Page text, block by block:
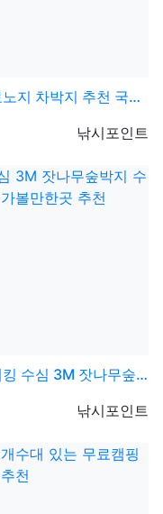
지 추천 국내 최장 메타세…
등록자
낚시포인트
3M 잣나무숲박지 수도권 …
등록자
낚시포인트